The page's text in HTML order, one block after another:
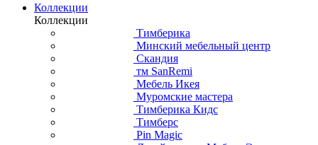
Коллекции
Коллекции
Тимберика
Минский мебельный центр
Скандия
тм SanRemi
Мебель Икея
Муромские мастера
Тимберика Кидс
Тимберс
Pin Magic